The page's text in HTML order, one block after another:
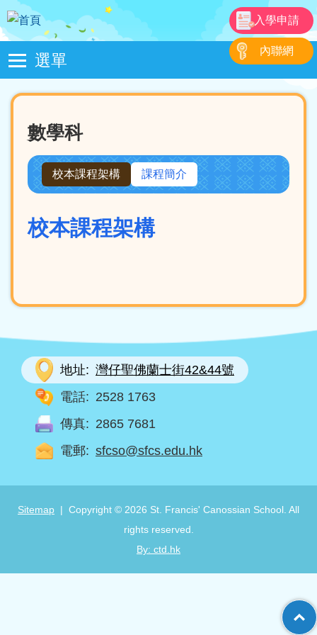
移至主內容
入學申請
內聯網
選單
Main
navigation
數學科
校本課程架構 課程簡介
校本課程架構
地址: 灣仔聖佛蘭士街42&44號
電話: 2528 1763
傳真: 2865 7681
電郵: sfcso@sfcs.edu.hk
Sitemap | Copyright © 2026 St. Francis' Canossian School. All
rights reserved.
By: ctd.hk